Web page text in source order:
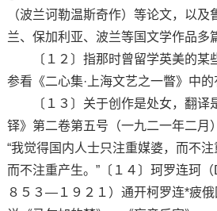
（波兰诃勒温斯奇作）等论文，以及
兰、保加利亚、波兰等国文学作品多
〔１２〕指那时曾留学英美的某些
参看《二心集·上海文艺之一瞥》中的
〔１３〕关于创作是处女，翻译
铎》第二卷第五号（一九二一年二月
“我觉得国内人士只注重媒婆，而不注
而不注重产生。”〔１４〕珂罗连珂
８５３—１９２１）通开柯罗连*疲